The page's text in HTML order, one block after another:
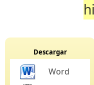
Descargar
Word